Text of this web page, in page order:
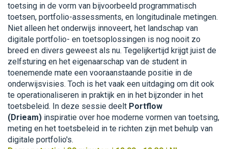
toetsing in de vorm van bijvoorbeeld programmatisch
toetsen, portfolio-assessments, en longitudinale metingen.
Niet alleen het onderwijs innoveert, het landschap van
digitale portfolio- en toetsoplossingen is nog nooit zo
breed en divers geweest als nu. Tegelijkertijd krijgt juist de
zelfsturing en het eigenaarschap van de student in
toenemende mate een vooraanstaande positie in de
onderwijsvisies. Toch is het vaak een uitdaging om dit ook
te operationaliseren in praktijk en in het bijzonder in het
toetsbeleid. In deze sessie deelt Portflow
(Drieam) inspiratie over hoe moderne vormen van toetsing,
meting en het toetsbeleid in te richten zijn met behulp van
digitale portfolio's.